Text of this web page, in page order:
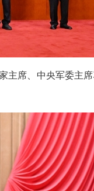
主席、中央军委主